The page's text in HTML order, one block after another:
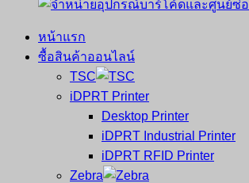
จำหน่าย
คอมพิวเตอร์
หน้าแรก
ซื้อสินค้าออนไลน์
TSC
iDPRT Printer
Desktop Printer
iDPRT Industrial Printer
iDPRT RFID Printer
Zebra